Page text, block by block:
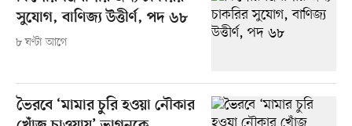
সুযোগ, বাণিজ্য উত্তীর্ণ, পদ ৬৮
৮ ঘণ্টা আগে
ভৈরবে ‘মামার চুরি হওয়া নৌকার